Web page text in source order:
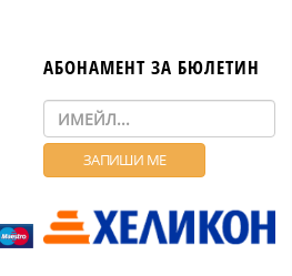
АБОНАМЕНТ ЗА БЮЛЕТИН